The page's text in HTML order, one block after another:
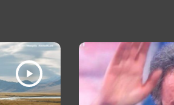
play_arrow